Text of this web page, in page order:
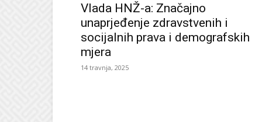
Vlada HNŽ-a: Značajno
unaprjeđenje zdravstvenih i
socijalnih prava i demografskih
mjera
14 travnja, 2025